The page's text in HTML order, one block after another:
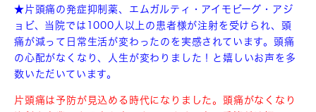
★片頭痛の発症抑制薬、エムガルティ・アイモビーグ・アジ
ョビ、 当院では1000人以上の患者様が注射を受けられ、頭
痛が減って 日常生活が変わったのを実感されています。頭痛
の心配がなくなり、人生が変わりました！と嬉しいお声を多
数いただいています。
片頭痛は予防が見込める時代になりました。頭痛がなくなり